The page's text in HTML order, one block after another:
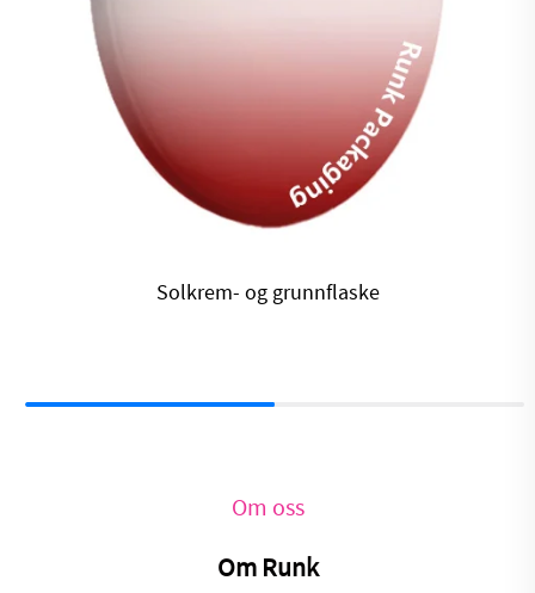
Avmakevaskflaske
Om oss
Om Runk